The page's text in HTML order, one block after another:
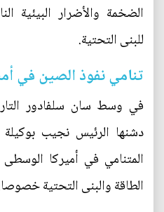
الضخمة والأضرار البيئية
للبنى التحتية.
تنامي نفوذ الصين في
في وسط سان سلفادور
دشنها الرئيس نجيب
المتنامي في أميركا
الطاقة والبنى التحتية